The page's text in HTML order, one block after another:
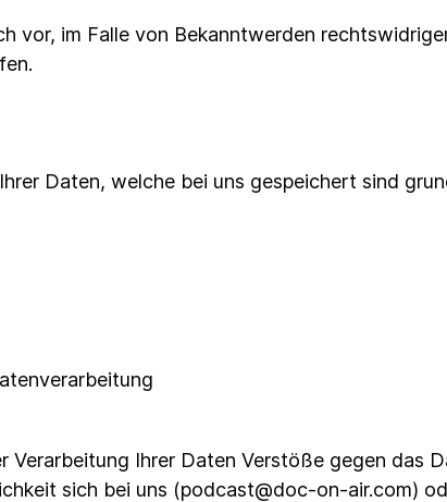
vor, im Falle von Bekanntwerden
Daten, welche bei uns gespeichert sind
Verarbeitung Ihrer Daten Verstöße gegen das
sich bei uns (podcast@doc-on-air.com)